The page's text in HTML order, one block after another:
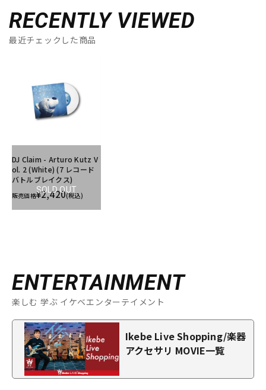
RECENTLY VIEWED
最近チェックした商品
SOLD OUT
DJ Claim - Arturo Kutz V
ol. 2 (White) (7 レコード
バトルブレイクス)
販売価格¥2,420(税込)
ENTERTAINMENT
楽しむ 学ぶ イケベエンターテイメント
Ikebe Live Shopping/楽器
アクセサリ MOVIE一覧